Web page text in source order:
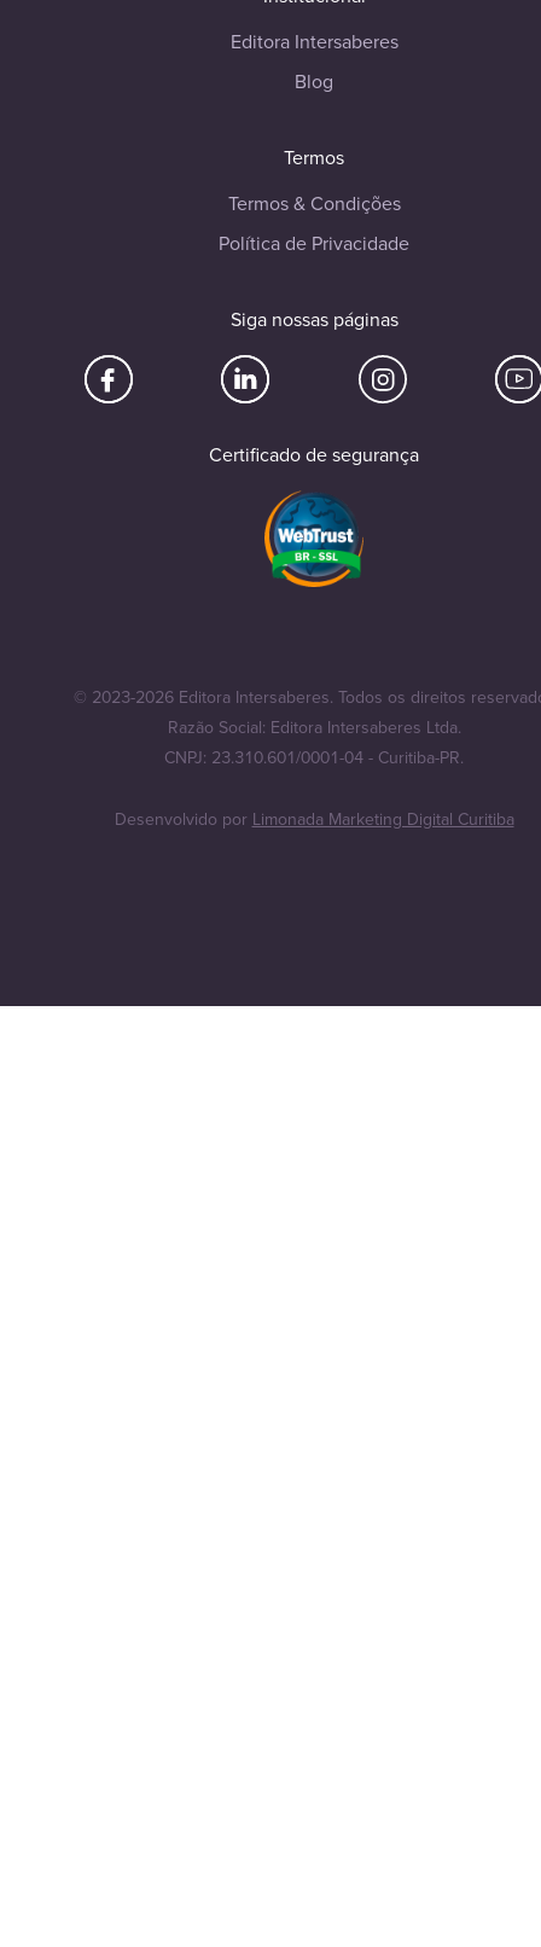
Editora Intersaberes
Blog
Termos
Termos & Condições
Política de Privacidade
Siga nossas páginas
Certificado de segurança
© 2023-2026 Editora Intersaberes. Todos os direitos
Razão Social: Editora Intersaberes Ltda.
CNPJ: 23.310.601/0001-04 - Curitiba-PR.
Desenvolvido por Limonada Marketing Digital Curitiba